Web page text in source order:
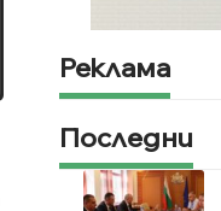
Реклама
Последни